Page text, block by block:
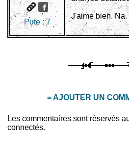
Pute :7
J'aime bien. Na.
= AJOUTER UN
Les commentaires sont réservés
connectés.